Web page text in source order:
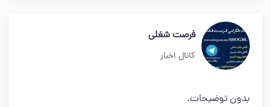
فرصت شغلی
کانال اخبار
بدون توضیحات.